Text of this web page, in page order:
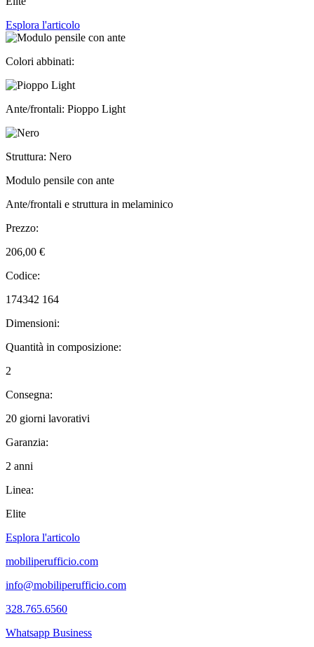
Esplora l'articolo
Colori abbinati:
Ante/frontali: Pioppo Light
Struttura: Nero
Modulo pensile con ante
Ante/frontali e struttura in melaminico
Prezzo:
206,00 €
Codice:
174342 164
Dimensioni:
Quantità in composizione:
2
Consegna:
20 giorni lavorativi
Garanzia:
2 anni
Linea:
Elite
Esplora l'articolo
mobiliperufficio.com
info@mobiliperufficio.com
328.765.6560
Whatsapp Business